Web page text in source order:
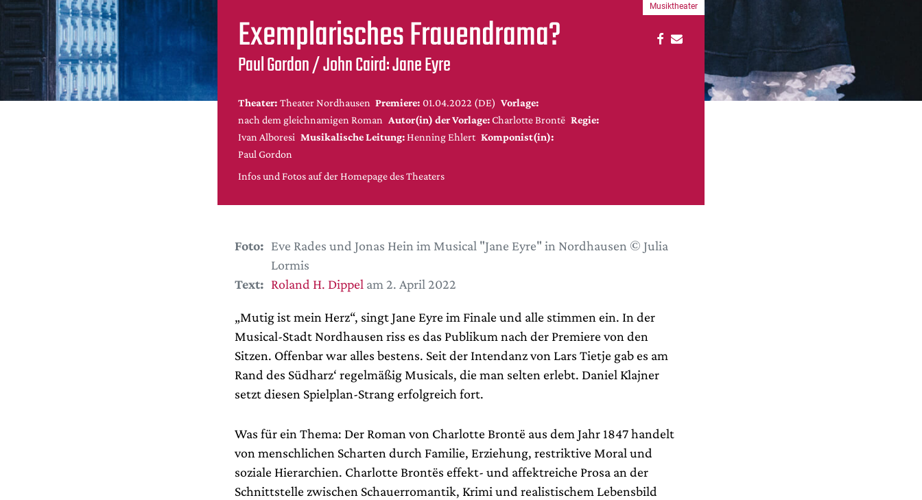
Exemplarisches Frauendrama?
Paul Gordon / John Caird: Jane Eyre
Theater: Theater Nordhausen Premiere: 01.04.2022 (DE) Vorlage:
nach dem gleichnamigen Roman Autor(in) der Vorlage: Charlotte Brontë Regie:
Ivan Alboresi Musikalische Leitung: Henning Ehlert Komponist(in):
Paul Gordon
Infos und Fotos auf der Homepage des Theaters
Musiktheater
Foto: Eve Rades und Jonas Hein im Musical "Jane Eyre" in Nordhausen © Julia
Lormis
Text: Roland H. Dippel am 2. April 2022
„Mutig ist mein Herz“, singt Jane Eyre im Finale und alle stimmen ein. In der
Musical-Stadt Nordhausen riss es das Publikum nach der Premiere von den
Sitzen. Offenbar war alles bestens. Seit der Intendanz von Lars Tietje gab es am
Rand des Südharz‘ regelmäßig Musicals, die man selten erlebt. Daniel Klajner
setzt diesen Spielplan-Strang erfolgreich fort.
Was für ein Thema: Der Roman von Charlotte Brontë aus dem Jahr 1847 handelt
von menschlichen Scharten durch Familie, Erziehung, restriktive Moral und
soziale Hierarchien. Charlotte Brontës effekt- und affektreiche Prosa an der
Schnittstelle zwischen Schauerromantik, Krimi und realistischem Lebensbild